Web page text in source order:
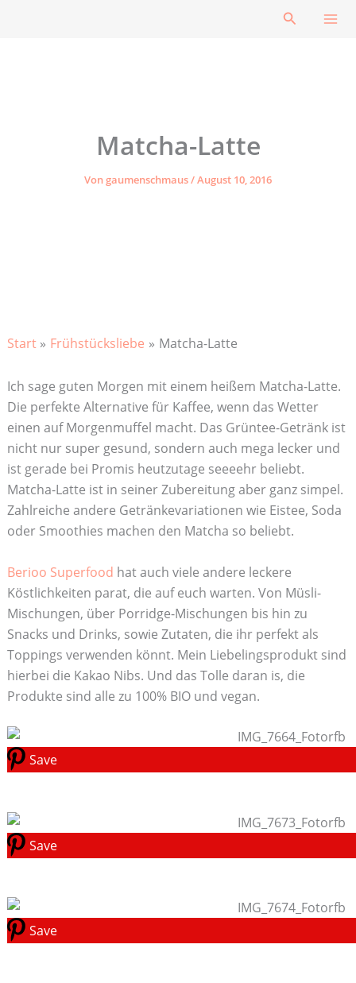
Suchen
Matcha-Latte
Vongaumenschmaus/August 10, 2016
Start Frühstücksliebe Matcha-Latte
Ich sage guten Morgen mit einem heißem Matcha-Latte.
Die perfekte Alternative für Kaffee, wenn das Wetter
einen auf Morgenmuffel macht. Das Grüntee-Getränk ist
nicht nur super gesund, sondern auch mega lecker und
ist gerade bei Promis heutzutage seeeehr beliebt.
Matcha-Latte ist in seiner Zubereitung aber ganz simpel.
Zahlreiche andere Getränkevariationen wie Eistee, Soda
oder Smoothies machen den Matcha so beliebt.
Berioo Superfood hat auch viele andere leckere
Köstlichkeiten parat, die auf euch warten. Von Müsli-
Mischungen, über Porridge-Mischungen bis hin zu
Snacks und Drinks, sowie Zutaten, die ihr perfekt als
Toppings verwenden könnt. Mein Liebelingsprodukt sind
hierbei die Kakao Nibs. Und das Tolle daran is, die
Produkte sind alle zu 100% BIO und vegan.
Save
Save
Save